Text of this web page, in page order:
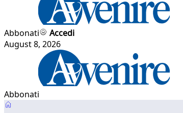
Abbonati
Accedi
August 8, 2026
Abbonati